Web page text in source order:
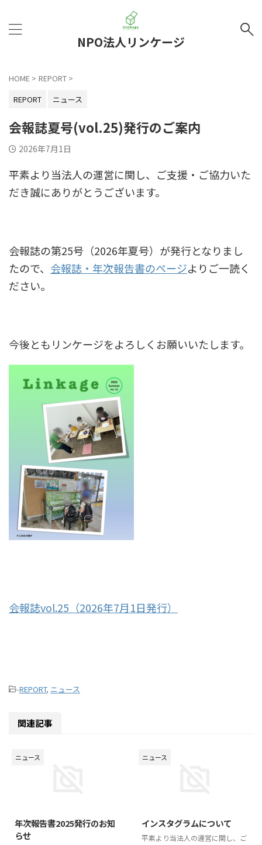
NPO法人リンケージ
HOME > REPORT >
REPORT
ニュース
会報誌夏号(vol.25)発行のご案内
2026年7月1日
平素より当法人の運営に関し、ご支援・ご協力いた
だき誠にありがとうございます。
会報誌の第25号（2026年夏号）が発行となりまし
たので、 会報誌・年次報告書のページよりご一読く
ださい。
今後ともリンケージをよろしくお願いいたします。
会報誌vol.25（2026年7月1日発行）
-REPORT, ニュース
関連記事
ニュース
年次報告書2025発行のお知
らせ
ニュース
インスタグラムについて
平素より当法人の運営に関し、ご